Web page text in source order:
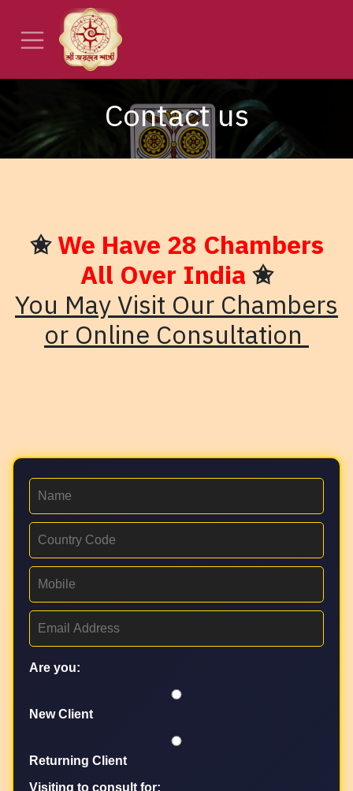
Skip to Content
Contact us
✬We Have 28 Chambers
All Over India ✬
You May Visit Our Chambers
or Online Consultation
Are you:
New Client
Returning Client
Visiting to consult for: